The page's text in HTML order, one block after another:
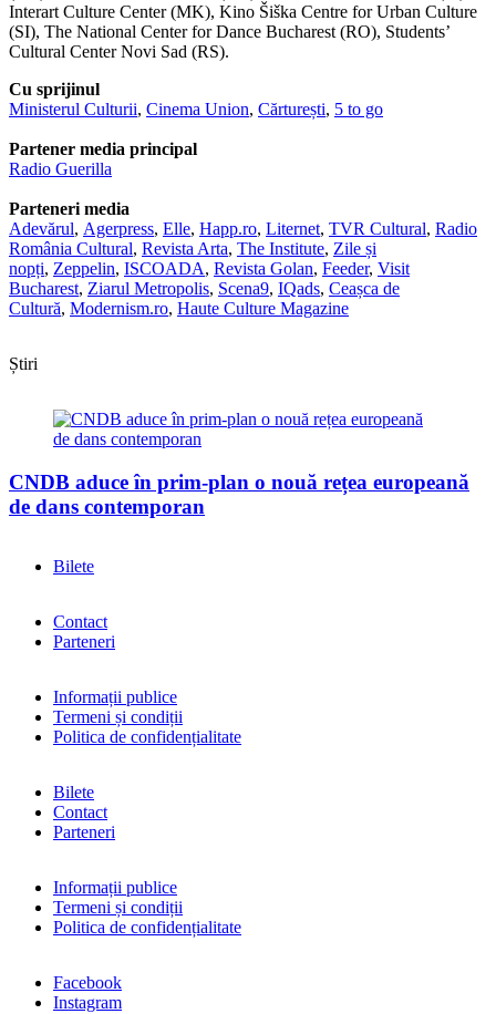
Interart Culture Center (MK), Kino Šiška Centre for Urban Culture
(SI), The National Center for Dance Bucharest (RO), Students’
Cultural Center Novi Sad (RS).
Cu sprijinul
Ministerul Culturii, Cinema Union, Cărturești, 5 to go
Partener media principal
Radio Guerilla
Parteneri media
Adevărul, Agerpress, Elle, Happ.ro, Liternet, TVR Cultural, Radio
România Cultural, Revista Arta, The Institute, Zile și
nopți, Zeppelin, ISCOADA, Revista Golan, Feeder, Visit
Bucharest, Ziarul Metropolis, Scena9, IQads, Ceașca de
Cultură, Modernism.ro, Haute Culture Magazine
Știri
CNDB aduce în prim-plan o nouă rețea europeană
de dans contemporan
Bilete
Contact
Parteneri
Informații publice
Termeni și condiții
Politica de confidențialitate
Bilete
Contact
Parteneri
Informații publice
Termeni și condiții
Politica de confidențialitate
Facebook
Instagram